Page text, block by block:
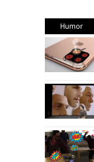
Humor